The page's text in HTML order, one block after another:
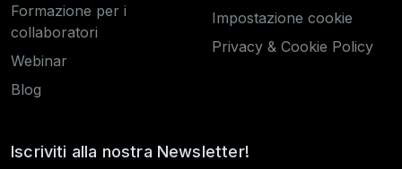
Formazione per i
collaboratori
Webinar
Blog
Impostazione cookie
Privacy & Cookie Policy
Iscriviti alla nostra Newsletter!